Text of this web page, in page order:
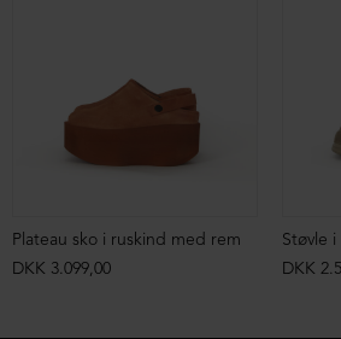
Plateau sko i ruskind med rem
DKK 3.099,00
DKK